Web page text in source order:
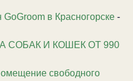
GoGroom в Красногорске -
СОБАК И КОШЕК ОТ 990
свободного